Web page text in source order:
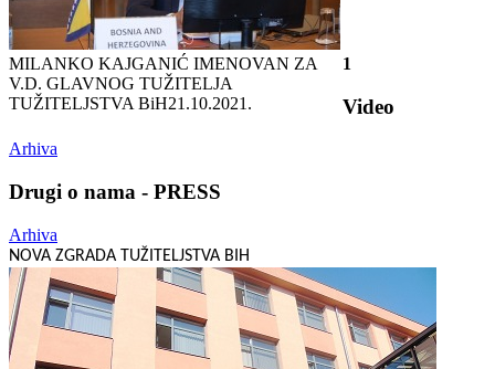
MILANKO KAJGANIĆ IMENOVAN ZA
V.D. GLAVNOG TUŽITELJA
TUŽITELJSTVA BiH21.10.2021.
1
Video
Arhiva
Drugi o nama - PRESS
Arhiva
NOVA ZGRADA TUŽITELJSTVA BIH